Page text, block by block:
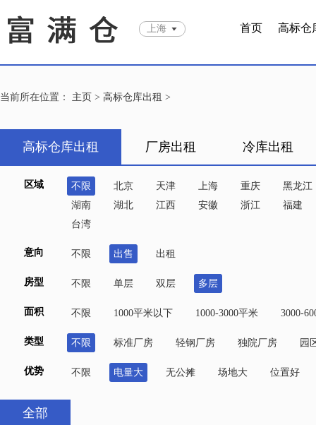
上海 首页 高标仓
当前所在位置： 主页 > 高标仓库出租 >
高标仓库出租 厂房出租 冷库出租
区域 不限 北京 天津 上海 重庆
黑龙江
湖南
湖北 江西 安徽 浙江
福建
台湾
意向 不限 出售 出租
房型 不限 单层 双层 多层
面积 不限 1000平米以下 1000-3000平米 3000-
类型 不限 标准厂房 轻钢厂房 独院厂房 园
优势 不限 电量大 无公摊 场地大 位置好
全部